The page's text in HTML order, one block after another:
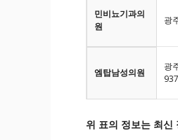
민비뇨기과의
원
광
엠탑남성의원
광
위 표의 정보는 최신